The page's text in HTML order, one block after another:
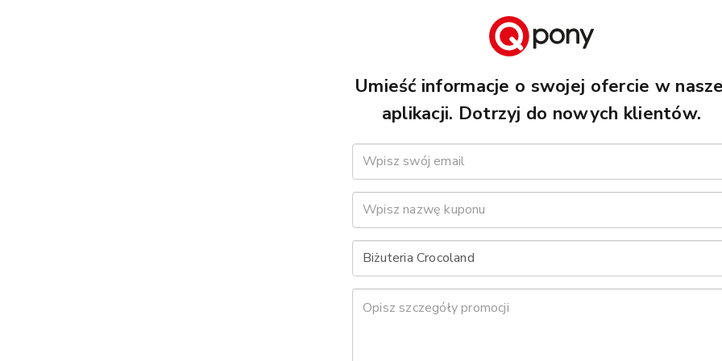
Umieść informacje o swojej ofercie w
aplikacji. Dotrzyj do nowych klientów.